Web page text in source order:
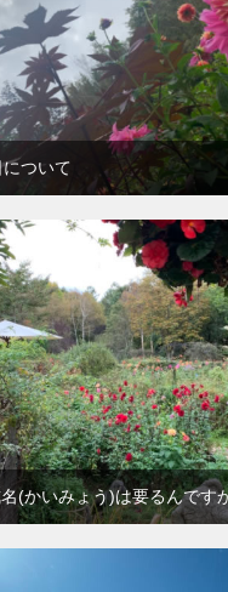
ついて
名(かいみょう)は要るんです